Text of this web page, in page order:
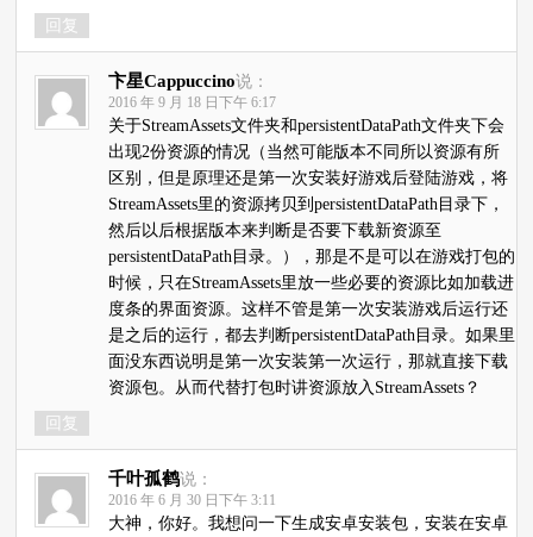
回复
卞星Cappuccino说：
2016 年 9 月 18 日下午 6:17
关于StreamAssets文件夹和persistentDataPath文件夹下会
出现2份资源的情况（当然可能版本不同所以资源有所
区别，但是原理还是第一次安装好游戏后登陆游戏，将
StreamAssets里的资源拷贝到persistentDataPath目录下，
然后以后根据版本来判断是否要下载新资源至
persistentDataPath目录。），那是不是可以在游戏打包的
时候，只在StreamAssets里放一些必要的资源比如加载进
度条的界面资源。这样不管是第一次安装游戏后运行还
是之后的运行，都去判断persistentDataPath目录。如果里
面没东西说明是第一次安装第一次运行，那就直接下载
资源包。从而代替打包时讲资源放入StreamAssets？
回复
千叶孤鹤说：
2016 年 6 月 30 日下午 3:11
大神，你好。我想问一下生成安卓安装包，安装在安卓